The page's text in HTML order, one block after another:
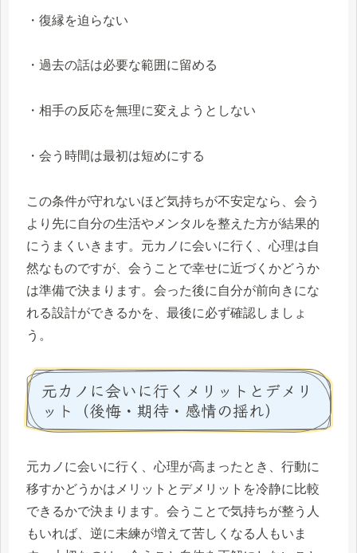
・復縁を迫らない
・過去の話は必要な範囲に留める
・相手の反応を無理に変えようとしない
・会う時間は最初は短めにする
この条件が守れないほど気持ちが不安定なら、会う
より先に自分の生活やメンタルを整えた方が結果的
にうまくいきます。元カノに会いに行く、心理は自
然なものですが、会うことで幸せに近づくかどうか
は準備で決まります。会った後に自分が前向きにな
れる設計ができるかを、最後に必ず確認しましょ
う。
元カノに会いに行くメリットとデメリ
ット（後悔・期待・感情の揺れ）
元カノに会いに行く、心理が高まったとき、行動に
移すかどうかはメリットとデメリットを冷静に比較
できるかで決まります。会うことで気持ちが整う人
もいれば、逆に未練が増えて苦しくなる人もいま